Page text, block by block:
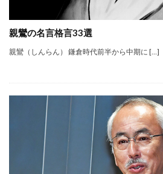
親鸞の名言格言33選
親鸞（しんらん） 鎌倉時代前半から中期に […]